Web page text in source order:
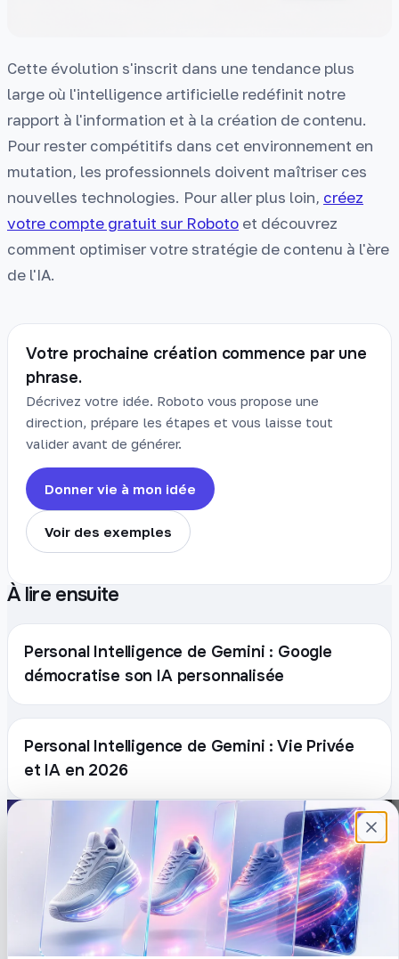
Cette évolution s'inscrit dans une tendance plus
large où l'intelligence artificielle redéfinit notre
rapport à l'information et à la création de contenu.
Pour rester compétitifs dans cet environnement en
mutation, les professionnels doivent maîtriser ces
nouvelles technologies. Pour aller plus loin, créez
votre compte gratuit sur Roboto et découvrez
comment optimiser votre stratégie de contenu à l'ère
de l'IA.
Votre prochaine création commence par une
phrase.
Décrivez votre idée. Roboto vous propose une
direction, prépare les étapes et vous laisse tout
valider avant de générer.
Donner vie à mon idée
Voir des exemples
À lire ensuite
Personal Intelligence de Gemini : Google
démocratise son IA personnalisée
Personal Intelligence de Gemini : Vie Privée
et IA en 2026
Plateforme française de création de
contenu avec l’IA. Demandez, Roboto crée.
DÉCOUVRIR
Prompts
Blog
COMPTE
Connexion
Créer un compte